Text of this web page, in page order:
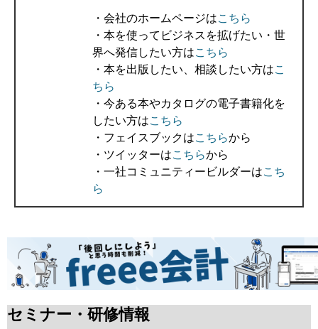
・会社のホームページはこちら
・本を使ってビジネスを拡げたい・世
界へ発信したい方はこちら
・本を出版したい、相談したい方はこ
ちら
・今ある本やカタログの電子書籍化を
したい方はこちら
・フェイスブックはこちらから
・ツイッターはこちらから
・一社コミュニティービルダーはこち
ら
セミナー・研修情報